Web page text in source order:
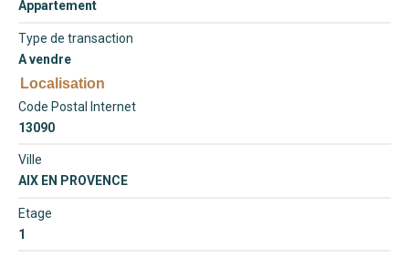
Appartement
Type de transaction
A vendre
Localisation
Code Postal Internet
13090
Ville
AIX EN PROVENCE
Etage
1